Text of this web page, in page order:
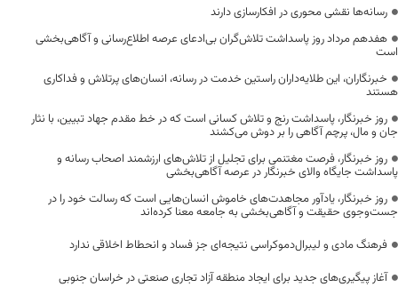
رسانه‌ها نقشی محوری در افکارسازی دارند
هفدهم مرداد روز پاسداشت تلاش‌گران بی‌ادعای عرصه اطلاع‌رسانی و آگاهی‌بخشی
است
خبرنگاران، این طلایه‌داران راستین خدمت در رسانه، انسان‌های پرتلاش و فداکاری
هستند
روز خبرنگار، پاسداشت رنج و تلاش کسانی است که در خط مقدم جهاد تبیین، با نثار
جان و مال، پرچم آگاهی را بر دوش می‌کشند
روز خبرنگار، فرصت مغتنمی برای تجلیل از تلاش‌های ارزشمند اصحاب رسانه و
پاسداشت جایگاه والای خبرنگار در عرصه آگاهی‌بخشی
روز خبرنگار، یادآور مجاهدت‌های خاموش انسان‌هایی است که رسالت خود را در
جست‌وجوی حقیقت و آگاهی‌بخشی به جامعه معنا کرده‌اند
فرهنگ مادی و لیبرال‌دموکراسی نتیجه‌ای جز فساد و انحطاط اخلاقی ندارد
آغاز پیگیری‌های جدید برای ایجاد منطقه آزاد تجاری صنعتی در خراسان جنوبی